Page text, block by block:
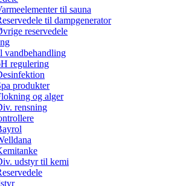
til sauna
til dampgenerator
reservedele
vandbehandling
regulering
produkter
og alger
rensning
udstyr til kemi